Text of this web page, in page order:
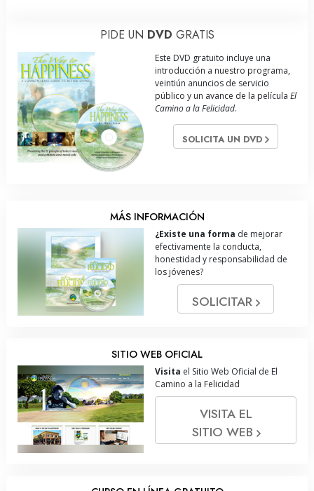
PIDE UN DVD GRATIS
Este DVD gratuito incluye una
introducción a nuestro programa,
veintiún anuncios de servicio
público y un avance de la película El
Camino a la Felicidad.
SOLICITA UN DVD
MÁS INFORMACIÓN
¿Existe una forma de mejorar
efectivamente la conducta,
honestidad y responsabilidad de
los jóvenes?
SOLICITAR
SITIO WEB OFICIAL
Visita el Sitio Web Oficial de El
Camino a la Felicidad
VISITA EL
SITIO WEB